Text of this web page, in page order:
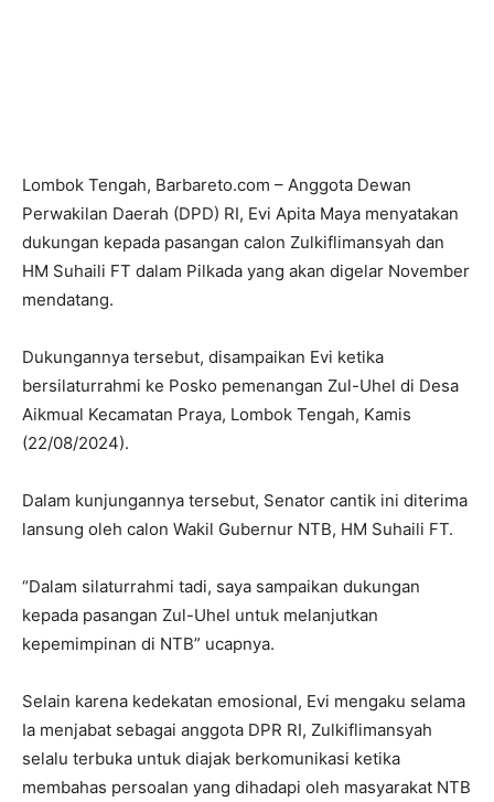
Lombok Tengah, Barbareto.com – Anggota Dewan
Perwakilan Daerah (DPD) RI, Evi Apita Maya menyatakan
dukungan kepada pasangan calon Zulkiflimansyah dan
HM Suhaili FT dalam Pilkada yang akan digelar November
mendatang.
Dukungannya tersebut, disampaikan Evi ketika
bersilaturrahmi ke Posko pemenangan Zul-Uhel di Desa
Aikmual Kecamatan Praya, Lombok Tengah, Kamis
(22/08/2024).
Dalam kunjungannya tersebut, Senator cantik ini diterima
lansung oleh calon Wakil Gubernur NTB, HM Suhaili FT.
“Dalam silaturrahmi tadi, saya sampaikan dukungan
kepada pasangan Zul-Uhel untuk melanjutkan
kepemimpinan di NTB” ucapnya.
Selain karena kedekatan emosional, Evi mengaku selama
Ia menjabat sebagai anggota DPR RI, Zulkiflimansyah
selalu terbuka untuk diajak berkomunikasi ketika
membahas persoalan yang dihadapi oleh masyarakat NTB